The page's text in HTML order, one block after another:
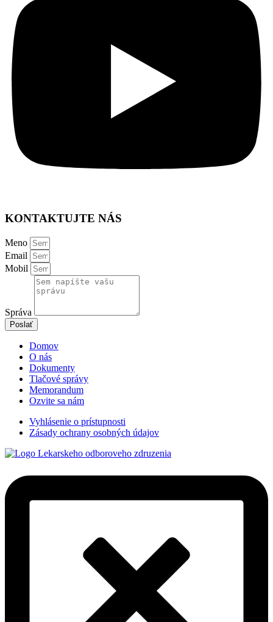
KONTAKTUJTE NÁS
Meno
Email
Mobil
Správa
Poslať
Domov
O nás
Dokumenty
Tlačové správy
Memorandum
Ozvite sa nám
Vyhlásenie o prístupnosti
Zásady ochrany osobných údajov